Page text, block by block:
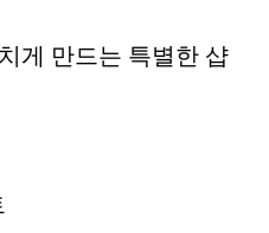
게 만드는 특별한 샵